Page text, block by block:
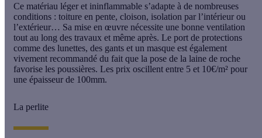
Ce matériau léger et ininflammable s’adapte à de nombreuses
conditions : toiture en pente, cloison, isolation par l’intérieur ou
l’extérieur… Sa mise en œuvre nécessite une bonne ventilation
tout au long des travaux et même après. Le port de protections
comme des lunettes, des gants et un masque est également
vivement recommandé du fait que la pose de la laine de roche
favorise les poussières. Les prix oscillent entre 5 et 10€/m² pour
une épaisseur de 100mm.
La perlite